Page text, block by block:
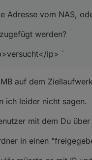
Adresse vom NAS,
werden?
ip> `
auf dem
ich leider nicht sagen.
mit dem Du
in einen